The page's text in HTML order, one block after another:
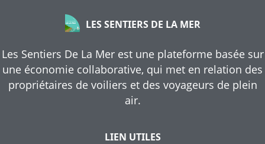
LES SENTIERS DE LA MER
Les Sentiers De La Mer est une plateforme basée sur
une économie collaborative, qui met en relation des
propriétaires de voiliers et des voyageurs de plein
air.
LIEN UTILES